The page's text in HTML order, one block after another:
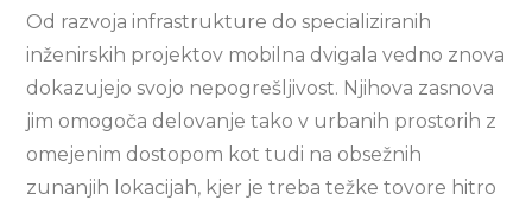
Od razvoja infrastrukture do specializiranih
inženirskih projektov mobilna dvigala vedno znova
dokazujejo svojo nepogrešljivost. Njihova zasnova
jim omogoča delovanje tako v urbanih prostorih z
omejenim dostopom kot tudi na obsežnih
zunanjih lokacijah, kjer je treba težke tovore hitro